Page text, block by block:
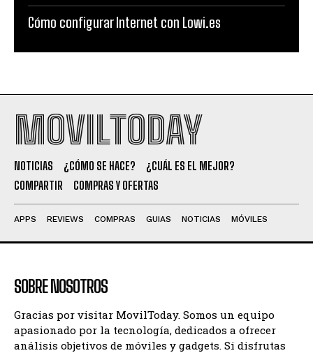
Cómo configurar Internet con Lowi.es
MOVILTODAY
NOTICIAS ¿CÓMO SE HACE?
¿CUÁL ES EL MEJOR?
COMPARTIR
COMPRAS Y OFERTAS
APPS REVIEWS COMPRAS GUIAS NOTICIAS MÓVILES
SOBRE NOSOTROS
Gracias por visitar MovilToday. Somos un equipo
apasionado por la tecnología, dedicados a ofrecer
análisis objetivos de móviles y gadgets. Si disfrutas